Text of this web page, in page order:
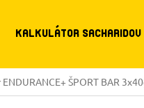
KALKULÁTOR SACHARIDOV
ŠPORT BAR